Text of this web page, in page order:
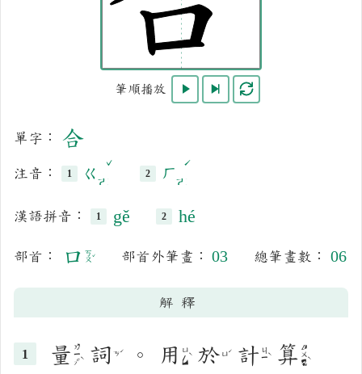
筆順播放 開始播放逐筆播放重複播放
單字： 合
注音： ㄍㄜˇ ㄏㄜˊ
漢語拼音： gě hé
部首： 口 ㄎㄡˇ 部首外筆畫： 03 總筆畫數： 06
解釋
量ㄌㄧㄤˋ 詞 ㄘˊ 。 用 ㄩㄥˋ 於 ㄩˊ 計ㄐㄧˋ 算ㄙㄨㄢˋ